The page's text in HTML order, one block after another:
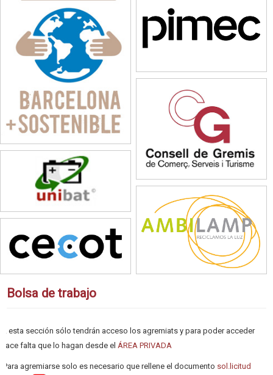
Bolsa de trabajo
A esta sección sólo tendrán acceso los agremiats y para poder acceder
hace falta que lo hagan desde el ÁREA PRIVADA
Para agremiarse solo es necesario que rellene el documento sol.licitud